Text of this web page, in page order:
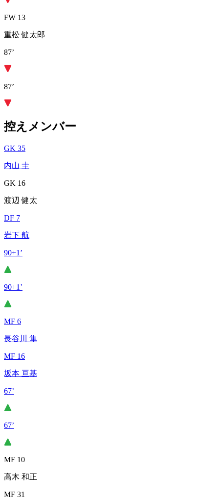
FW 13
重松 健太郎
87’
87’
控えメンバー
GK 35
内山 圭
GK 16
渡辺 健太
DF 7
岩下 航
90+1’
90+1’
MF 6
長谷川 隼
MF 16
坂本 亘基
67’
67’
MF 10
高木 和正
MF 31